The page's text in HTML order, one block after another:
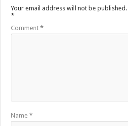
Your email address will not be published.
*
Comment*
Name*